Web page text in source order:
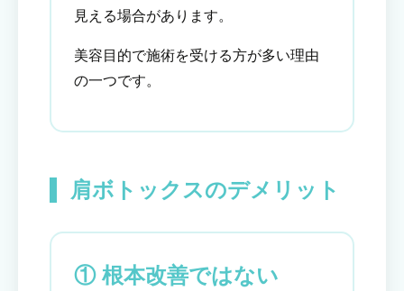
見える場合があります。
美容目的で施術を受ける方が多い理由
の一つです。
肩ボトックスのデメリット
① 根本改善ではない